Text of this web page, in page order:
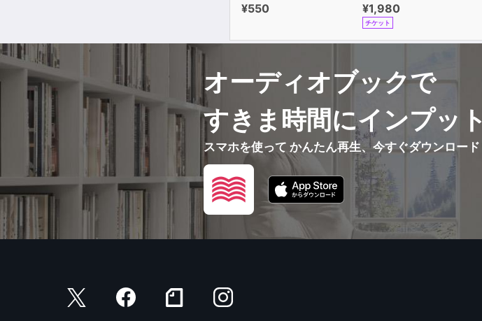
¥550 ¥1,980
チケット
オーディオブックで
すきま時間にインプット
スマホを使って かんたん再生、今すぐダウンロード